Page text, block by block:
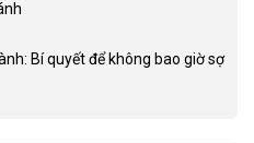
Bí quyết để không bao giờ sợ